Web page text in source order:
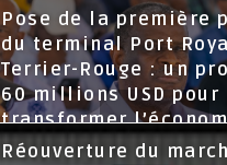
Pose de la première
du terminal Port
Terrier-Rouge : un
60 millions USD pour
transformer
Nord-Est
Réouverture du